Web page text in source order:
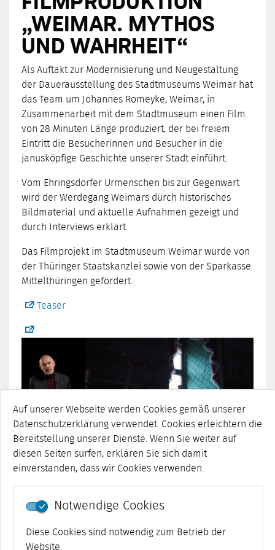
Auf unserer Webseite werden Cookies gemäß unserer
Datenschutzerklärung verwendet. Cookies erleichtern die
Bereitstellung unserer Dienste. Wenn Sie weiter auf
diesen Seiten surfen, erklären Sie sich damit
einverstanden, dass wir Cookies verwenden.
Notwendige Cookies
Diese Cookies sind notwendig zum Betrieb der
Website.
„WEIMAR. MYTHOS
UND WAHRHEIT“
Als Auftakt zur Modernisierung und Neugestaltung
der Dauerausstellung des Stadtmuseums Weimar hat
das Team um Johannes Romeyke, Weimar, in
Zusammenarbeit mit dem Stadtmuseum einen Film
von 28 Minuten Länge produziert, der bei freiem
Eintritt die Besucherinnen und Besucher in die
janusköpfige Geschichte unserer Stadt einführt.
Vom Ehringsdorfer Urmenschen bis zur Gegenwart
wird der Werdegang Weimars durch historisches
Bildmaterial und aktuelle Aufnahmen gezeigt und
durch Interviews erklärt.
Das Filmprojekt im Stadtmuseum Weimar wurde von
der Thüringer Staatskanzlei sowie von der Sparkasse
Mittelthüringen gefördert.
Teaser